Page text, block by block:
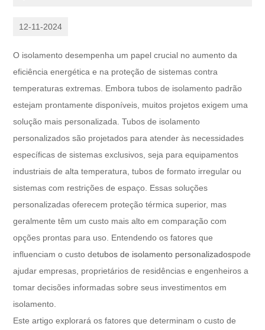
12-11-2024
O isolamento desempenha um papel crucial no aumento da
eficiência energética e na proteção de sistemas contra
temperaturas extremas. Embora tubos de isolamento padrão
estejam prontamente disponíveis, muitos projetos exigem uma
solução mais personalizada. Tubos de isolamento
personalizados são projetados para atender às necessidades
específicas de sistemas exclusivos, seja para equipamentos
industriais de alta temperatura, tubos de formato irregular ou
sistemas com restrições de espaço. Essas soluções
personalizadas oferecem proteção térmica superior, mas
geralmente têm um custo mais alto em comparação com
opções prontas para uso. Entendendo os fatores que
influenciam o custo detubos de isolamento personalizadospode
ajudar empresas, proprietários de residências e engenheiros a
tomar decisões informadas sobre seus investimentos em
isolamento.
Este artigo explorará os fatores que determinam o custo de